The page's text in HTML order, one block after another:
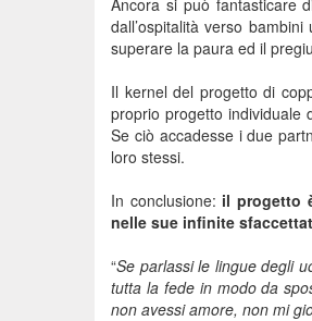
Ancora si può fantasticare
dall’ospitalità verso
superare la paura ed il
Il kernel del progetto di
proprio progetto individuale
Se ciò accadesse i due
loro stessi.
In conclusione: il progetto
nelle sue infinite
“Se parlassi le lingue degli
tutta la fede in modo da
non avessi amore, non mi